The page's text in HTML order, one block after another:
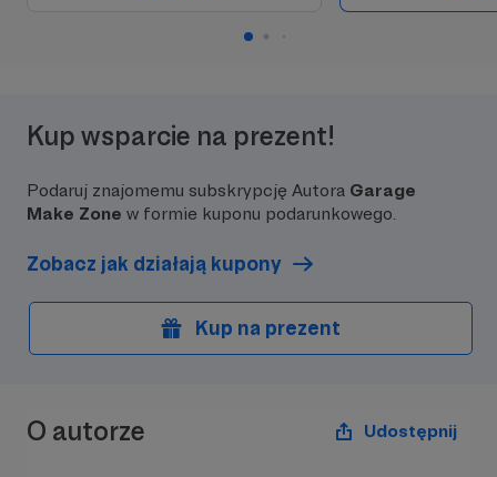
grupy Patronów GMZ
hasło do bazy danychz plikami
*Prywatna
lekcją
Kup wsparcie na prezent!
Podaruj znajomemu subskrypcję Autora Garage
Make Zone w formie kuponu podarunkowego.
Zobacz jak działają kupony
Kup na prezent
O autorze Udostępnij